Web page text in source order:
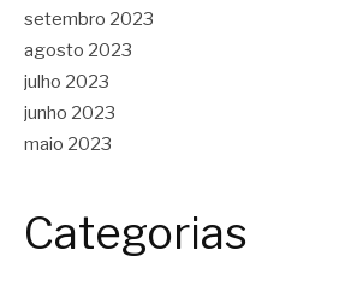
setembro 2023
agosto 2023
julho 2023
junho 2023
maio 2023
Categorias